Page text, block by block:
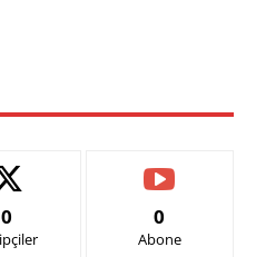
0 0
Abone